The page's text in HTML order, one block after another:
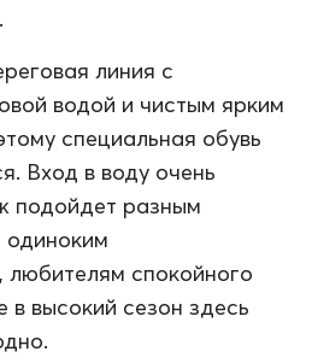
линия с
водой и чистым ярким
специальная обувь
Вход в воду очень
подойдет разным
одиноким
любителям спокойного
высокий сезон здесь